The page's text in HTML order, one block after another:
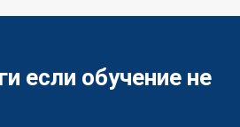
если обучение не